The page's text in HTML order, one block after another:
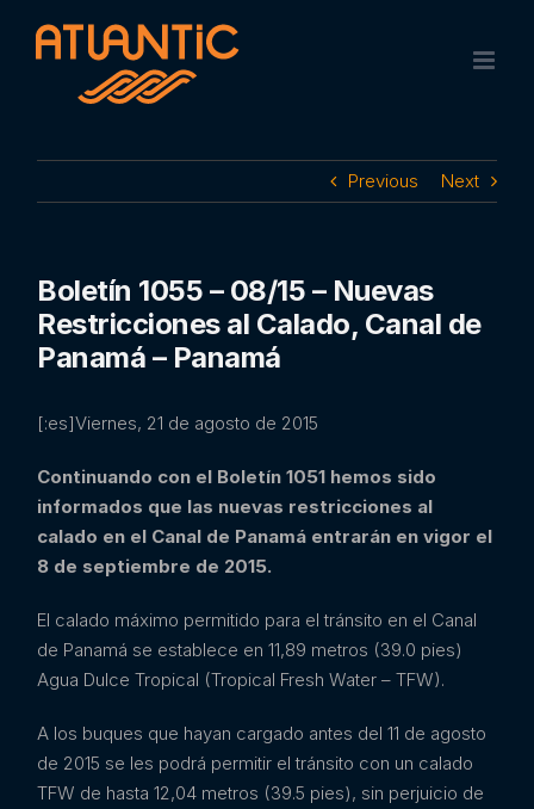
Previous Next
Boletín 1055 – 08/15 – Nuevas
Restricciones al Calado, Canal de
Panamá – Panamá
[:es]Viernes, 21 de agosto de 2015
Continuando con el Boletín 1051 hemos sido
informados que las nuevas restricciones al
calado en el Canal de Panamá entrarán en vigor el
8 de septiembre de 2015.
El calado máximo permitido para el tránsito en el Canal
de Panamá se establece en 11,89 metros (39.0 pies)
Agua Dulce Tropical (Tropical Fresh Water – TFW).
A los buques que hayan cargado antes del 11 de agosto
de 2015 se les podrá permitir el tránsito con un calado
TFW de hasta 12,04 metros (39.5 pies), sin perjuicio de